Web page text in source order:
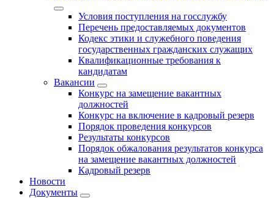
Условия поступления на госслужбу
Перечень предоставляемых документов
Кодекс этики и служебного поведения
государственных гражданских служащих
Квалификационные требования к
кандидатам
Вакансии
Конкурс на замещение вакантных
должностей
Конкурс на включение в кадровый резерв
Порядок проведения конкурсов
Результаты конкурсов
Порядок обжалования результатов конкурса
на замещение вакантных должностей
Кадровый резерв
Новости
Документы